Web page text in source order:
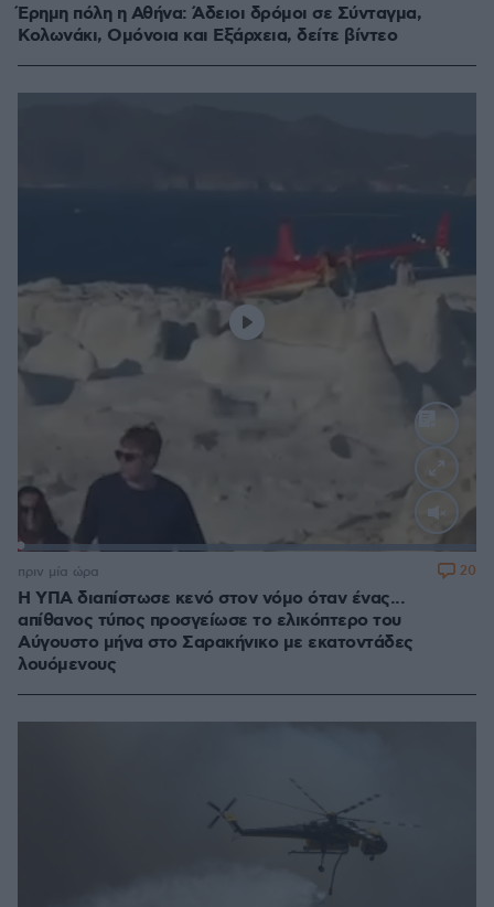
Έρημη πόλη η Αθήνα: Άδειοι δρόμοι σε Σύνταγμα,
Κολωνάκι, Ομόνοια και Εξάρχεια, δείτε βίντεο
:
Η ΥΠΑ διαπίστωσε κενό στον νόμο όταν ένας...
απίθανος τύπος προσγείωσε το ελικόπτερο του
Αύγουστο μήνα στο Σαρακήνικο με εκατοντάδες
λουόμενους
πριν μία ώρα 20